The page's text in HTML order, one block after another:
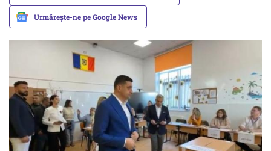
Urmărește-ne pe Google News